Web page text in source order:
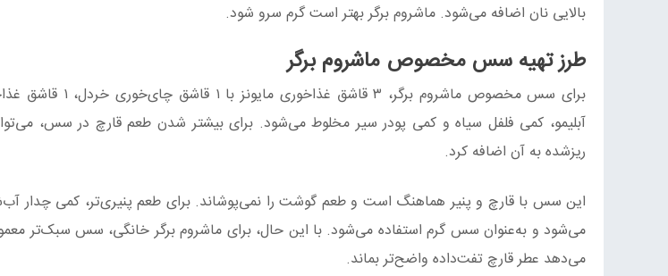
بالایی نان اضافه می‌شود. ماشروم برگر بهتر است گرم سرو شود.
طرز تهیه سس مخصوص ماشروم برگر
برای سس مخصوص ماشروم
ریزشده به آن اضافه کرد.
این سس با قارچ و پنیر هماهنگ است و طعم گوشت را نمی‌پوشاند. برای طعم پنیری‌تر، کمی چدار
می‌شود و به‌عنوان سس گرم استفاده می‌شود. با این حال، برای ماشروم برگر خانگی، سس سبک‌تر
می‌دهد عطر قارچ تفت‌داده واضح‌تر بماند.